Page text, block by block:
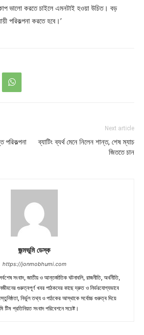
ভালো করতে চাইলে এমনটাই হওয়া উচিত। বড়
পরিকল্পনা করতে হবে।’
পরিকল্পনা
Next article
ব্যাটিং ব্যর্থ মেনে নিলেন শান্ত, শেষ ম্যাচ
জিততে চান
জন্মভূমি ডেস্ক
https://jonmobhumi.com
সংবাদ, জাতীয় ও আন্তর্জাতিক ঘটনাবলি, রাজনীতি, অর্থনীতি,
গুরুত্বপূর্ণ খবর পাঠকদের কাছে দ্রুত ও নির্ভরযোগ্যভাবে
নির্ভুল তথ্য ও পাঠকের আস্থাকে সর্বোচ্চ গুরুত্ব দিয়ে
টিম প্রতিনিয়ত সংবাদ পরিবেশনে সচেষ্ট।